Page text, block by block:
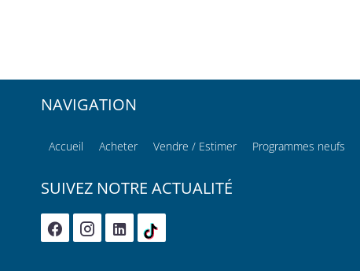
NAVIGATION
Accueil Acheter Vendre / Estimer Programmes neufs
SUIVEZ NOTRE ACTUALITÉ